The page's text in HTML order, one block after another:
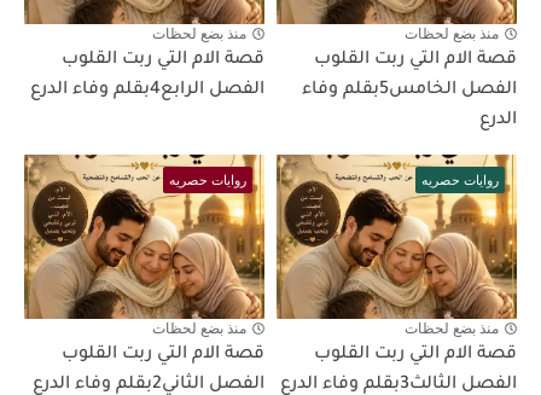
منذ بضع لحظات
قصة الام التي ربت القلوب
الفصل الخامس5بقلم وفاء
الدرع
منذ بضع لحظات
قصة الام التي ربت القلوب
الفصل الرابع4بقلم وفاء الدرع
روايات حصريه
منذ بضع لحظات
قصة الام التي ربت القلوب
الفصل الثالث3بقلم وفاء الدرع
روايات حصريه
منذ بضع لحظات
قصة الام التي ربت القلوب
الفصل الثاني2بقلم وفاء الدرع